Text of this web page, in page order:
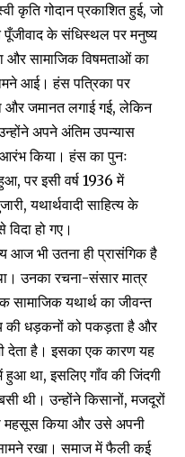
कृति गोदान प्रकाशित हुई, जो
के संधिस्थल पर मनुष्य
और सामाजिक विषमताओं का
आई। हंस पत्रिका पर
और जमानत लगाई गई, लेकिन
अपने अंतिम उपन्यास
किया। हंस का पुनः
पर इसी वर्ष 1936 में
यथार्थवादी साहित्य के
हो गए।
आज भी उतना ही प्रासंगिक है
उनका रचना-संसार मात्र
सामाजिक यथार्थ का जीवन्त
की धड़कनों को पकड़ता है और
देता है। इसका एक कारण यह
हुआ था, इसलिए गाँव की जिंदगी
थी। उन्होंने किसानों, मजदूरों
महसूस किया और उसे अपनी
रखा। समाज में फैली कई